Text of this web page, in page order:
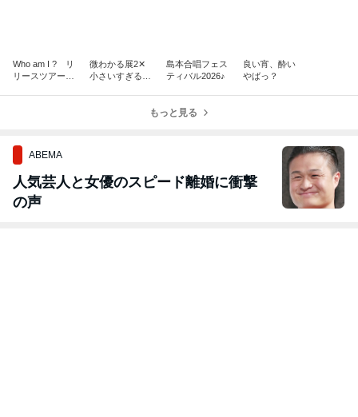
Who am I ? リ
リースツアーFi
微わかる展2✕
小さいすぎるよ
島本合唱フェス
ティバル2026♪
良い宵、酔い
やばっ？
もっと見る
ABEMA
人気芸人と女優のスピード離婚に衝撃
の声